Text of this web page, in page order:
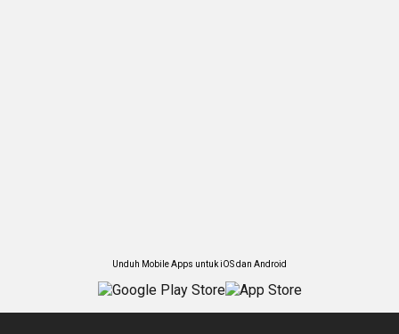
Unduh Mobile Apps untuk iOS dan Android